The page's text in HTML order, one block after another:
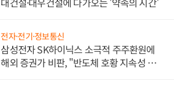
전자·전기·정보통신
삼성전자 SK하이닉스 소극적 주주환원에
해외 증권가 비판, "반도체 호황 지속성 의